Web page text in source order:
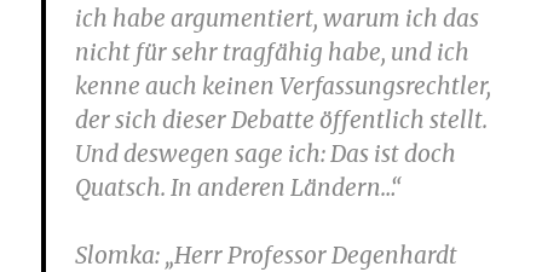
ich habe argumentiert, warum ich das
nicht für sehr tragfähig habe, und ich
kenne auch keinen Verfassungsrechtler,
der sich dieser Debatte öffentlich stellt.
Und deswegen sage ich: Das ist doch
Quatsch. In anderen Ländern…“
Slomka: „Herr Professor Degenhardt